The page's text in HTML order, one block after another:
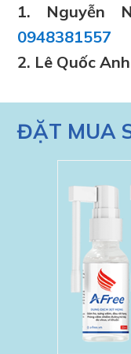
1. Nguyễn
0948381557
2. Lê Quốc
ĐẶT MUA